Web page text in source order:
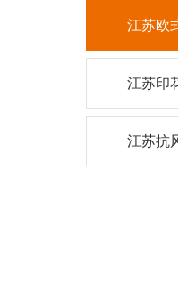
江苏欧
江苏印
江苏抗